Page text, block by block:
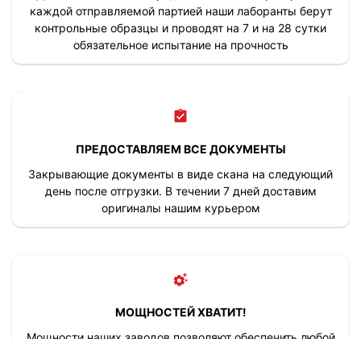
каждой отправляемой партией наши лаборанты берут
контрольные образцы и проводят на 7 и на 28 сутки
обязательное испытание на прочность
ПРЕДОСТАВЛЯЕМ ВСЕ ДОКУМЕНТЫ
Закрывающие документы в виде скана на следующий
день после отгрузки. В течении 7 дней доставим
оригиналы нашим курьером
МОЩНОСТЕЙ ХВАТИТ!